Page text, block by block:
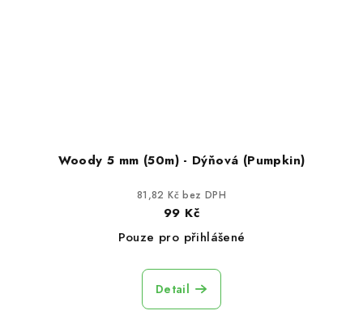
Woody 5 mm (50m) - Dýňová (Pumpkin)
81,82 Kč bez DPH
99 Kč
Pouze pro přihlášené
Detail